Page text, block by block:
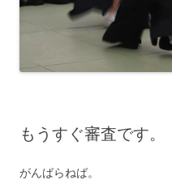
もうすぐ審査です。
がんばらねば。